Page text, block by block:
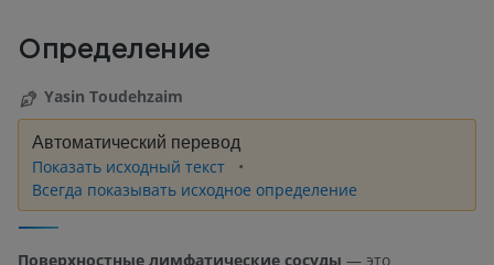
Определение
Yasin Toudehzaim
Автоматический перевод
Показать исходный текст
Всегда показывать исходное определение
Поверхностные лимфатические сосуды — это